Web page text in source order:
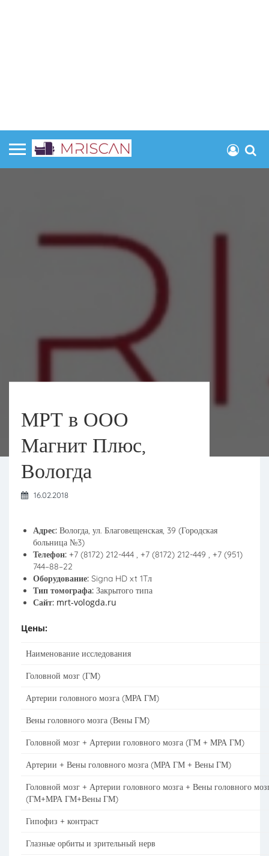
МРТ в ООО
Магнит Плюс,
Вологда
16.02.2018
Адрес: Вологда, ул. Благовещенская, 39 (Городская
больница №3)
Телефон: +7 (8172) 212-444 , +7 (8172) 212-449 , +7 (951)
744–88–22
Оборудование: Signa HD xt 1Tл
Тип томографа: Закрытого типа
Сайт: mrt-vologda.ru
Цены:
Наименование исследования
Головной мозг (ГМ)
Артерии головного мозга (МРА ГМ)
Вены головного мозга (Вены ГМ)
Головной мозг + Артерии головного мозга (ГМ + МРА ГМ)
Артерии + Вены головного мозга (МРА ГМ + Вены ГМ)
Головной мозг + Артерии головного мозга + Вены головного
(ГМ+МРА ГМ+Вены ГМ)
Гипофиз + контраст
Глазные орбиты и зрительный нерв